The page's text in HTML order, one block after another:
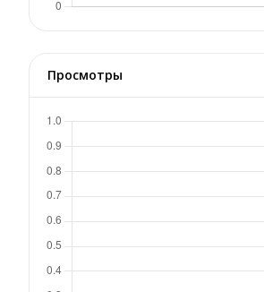
Просмотры